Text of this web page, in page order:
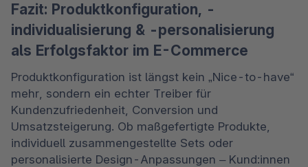
Fazit: Produktkonfiguration, -
individualisierung & -personalisierung
als Erfolgsfaktor im E-Commerce
Produktkonfiguration ist längst kein „Nice-to-have“
mehr, sondern ein echter Treiber für
Kundenzufriedenheit, Conversion und
Umsatzsteigerung. Ob maßgefertigte Produkte,
individuell zusammengestellte Sets oder
personalisierte Design-Anpassungen – Kund:innen